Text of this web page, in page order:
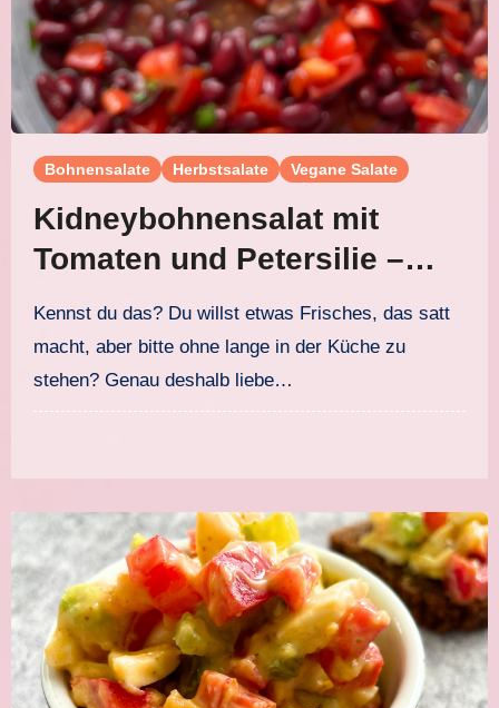
Bohnensalate Herbstsalate Vegane Salate
Kidneybohnensalat mit
Tomaten und Petersilie –
frisch, sättigend und in 12
Minuten fertig
Kennst du das? Du willst etwas Frisches, das satt
macht, aber bitte ohne lange in der Küche zu
stehen? Genau deshalb liebe…